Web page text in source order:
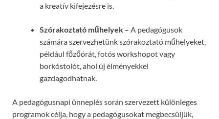
a kreatív kifejezésre is.
Szórakoztató műhelyek – A pedagógusok
számára szervezhetünk szórakoztató műhelyeket,
például főzőórát, fotós workshopot vagy
borkóstolót, ahol új élményekkel
gazdagodhatnak.
A pedagógusnapi ünneplés során szervezett különleges
programok célja, hogy a pedagógusokat megbecsüljük,